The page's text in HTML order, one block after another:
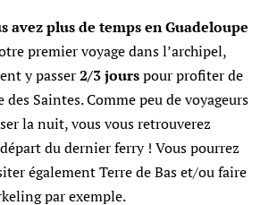
avez plus de temps en Guadeloupe
premier voyage dans l’archipel,
y passer2/3 jourspour profiter de
Saintes. Comme peu de voyageurs
la nuit, vous vous retrouverez
du dernier ferry ! Vous pourrez
également Terre de Bas et/ou faire
par exemple.